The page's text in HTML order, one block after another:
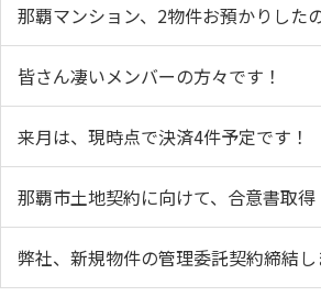
那覇マンション、2物件お預かりした
皆さん凄いメンバーの方々です！
来月は、現時点で決済4件予定です！
那覇市土地契約に向けて、合意書取得
弊社、新規物件の管理委託契約締結し